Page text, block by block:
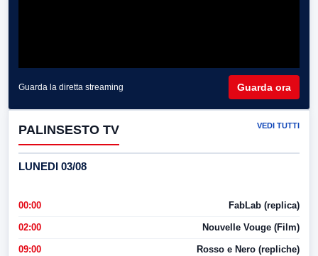
Guarda la diretta streaming Guarda ora
PALINSESTO TV VEDI TUTTI
LUNEDI 03/08
00:00 FabLab (replica)
02:00 Nouvelle Vouge (Film)
09:00 Rosso e Nero (repliche)